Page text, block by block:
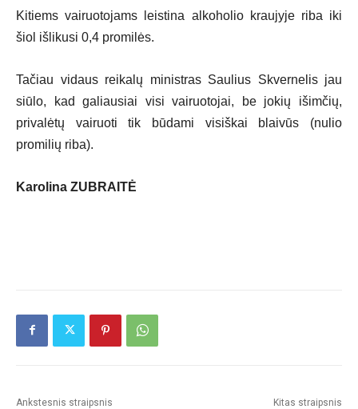
Kitiems vairuotojams leistina alkoholio kraujyje riba iki
šiol išlikusi 0,4 promilės.
Tačiau vidaus reikalų ministras Saulius Skvernelis jau
siūlo, kad galiausiai visi vairuotojai, be jokių išimčių,
privalėtų vairuoti tik būdami visiškai blaivūs (nulio
promilių riba).
Karolina ZUBRAITĖ
Ankstesnis straipsnis Kitas straipsnis